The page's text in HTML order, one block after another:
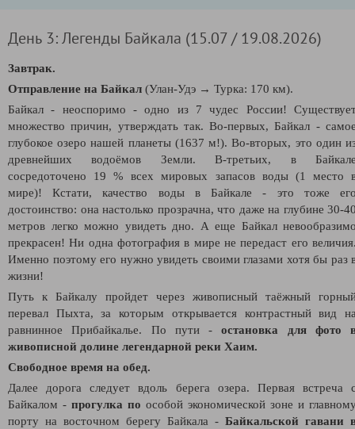
День 3: Легенды Байкала (15.07 / 19.08.2026)
Завтрак.
Отправление на Байкал (Улан-Удэ → Турка: 170 км).
Байкал - неоспоримо - одно из 7 чудес России!
множество причин, утверждать так. Во-первых, Байкал -
глубокое озеро нашей планеты (1637 м!). Во-вторых, это один
древнейших водоёмов Земли. В-третьих, в
сосредоточено 19 % всех мировых запасов воды (1 место
мире)! Кстати, качество воды в Байкале - это тоже
достоинство: она настолько прозрачна, что даже на глубине 30-
метров легко можно увидеть дно. А еще Байкал
прекрасен! Ни одна фотография в мире не передаст его
Именно поэтому его нужно увидеть своими глазами хотя бы раз
жизни!
Путь к Байкалу пройдет через живописный таёжный
перевал Пыхта, за которым открывается контрастный вид
равнинное Прибайкалье. По пути -остановка для фото
живописной долине легендарной реки Хаим.
Свободное время на обед.
Далее дорога следует вдоль берега озера. Первая встреча
Байкалом - прогулка по особой экономической зоне и
порту на восточном берегу Байкала - Байкальской гавани